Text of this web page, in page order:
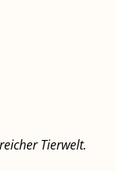
Tierwelt.